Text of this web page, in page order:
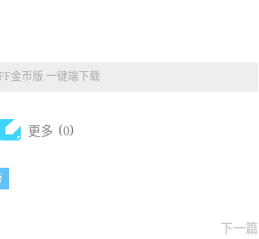
金币版 一键端下载
更多 (0)
下一篇